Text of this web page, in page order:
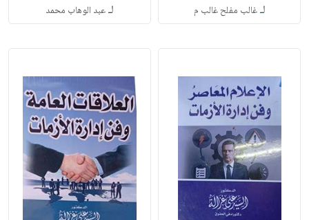
لـغالب مفلح غالب م لـعبد الوهاب محمد